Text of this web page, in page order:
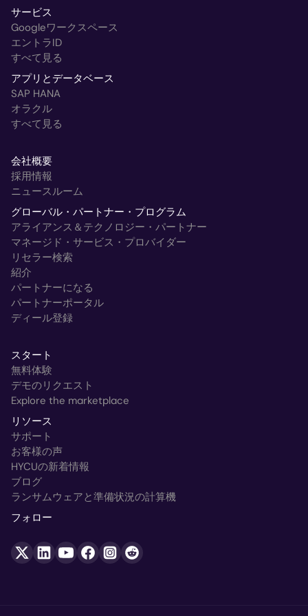
サービス
Googleワークスペース
エントラID
すべて見る
アプリとデータベース
SAP HANA
オラクル
すべて見る
会社概要
採用情報
ニュースルーム
グローバル・パートナー・プログラム
アライアンス＆テクノロジー・パートナー
マネージド・サービス・プロバイダー
リセラー検索
紹介
パートナーになる
パートナーポータル
ディール登録
スタート
無料体験
デモのリクエスト
Explore the marketplace
リソース
サポート
お客様の声
HYCUの新着情報
ブログ
ランサムウェアと準備状況の計算機
フォロー